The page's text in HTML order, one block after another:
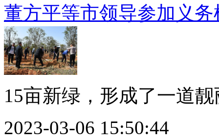
董方平等市领导参加义
15亩新绿，形成了一道
2023-03-06 15:50:44